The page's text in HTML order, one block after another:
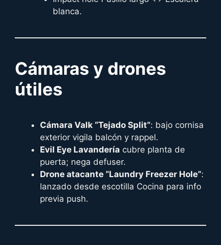
blanca.
Cámaras y drones
útiles
Cámara Valk “Tejado Split”: bajo cornisa
exterior vigila balcón y rappel.
Evil Eye Lavandería cubre planta de
puerta; nega defuser.
Drone atacante “Laundry Freezer Hole”:
lanzado desde escotilla Cocina para info
previa push.